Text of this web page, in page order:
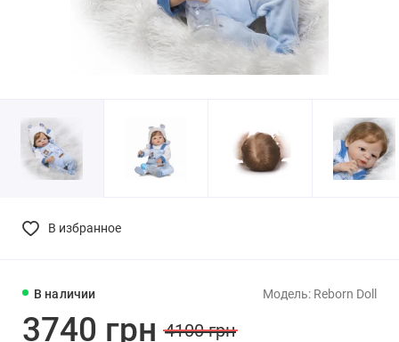
В избранное
В наличии Модель: Reborn Doll
3740 грн 4100 грн